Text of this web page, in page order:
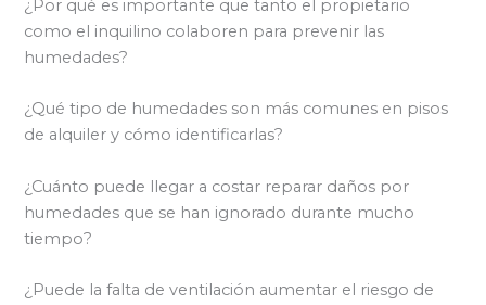
¿Por qué es importante que tanto el propietario
como el inquilino colaboren para prevenir las
humedades?
¿Qué tipo de humedades son más comunes en pisos
de alquiler y cómo identificarlas?
¿Cuánto puede llegar a costar reparar daños por
humedades que se han ignorado durante mucho
tiempo?
¿Puede la falta de ventilación aumentar el riesgo de